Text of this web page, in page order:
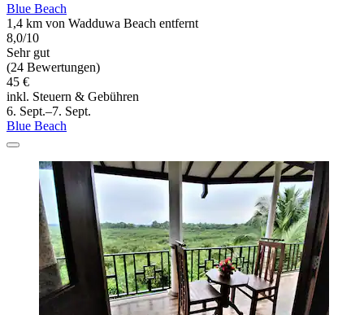
Blue Beach
1,4 km von Wadduwa Beach entfernt
8,0/10
Sehr gut
(24 Bewertungen)
45 €
inkl. Steuern & Gebühren
6. Sept.–7. Sept.
Blue Beach